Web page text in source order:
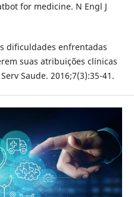
for medicine. N Engl J
dificuldades enfrentadas
suas atribuições clínicas
Saude. 2016;7(3):35-41.